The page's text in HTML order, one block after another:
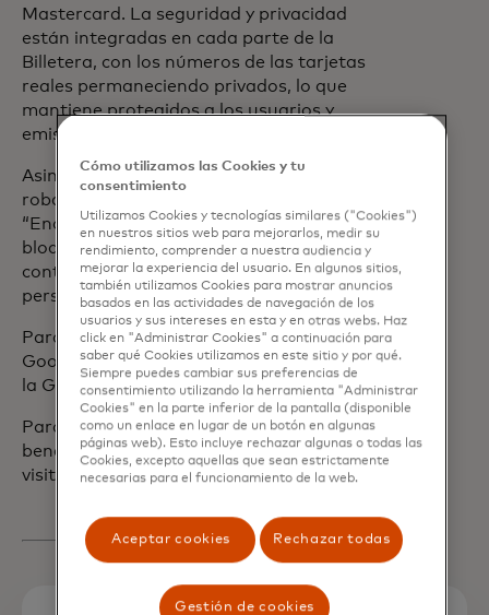
Mastercard. La seguridad y privacidad
están integradas en cada parte de la
Billetera, con los números de las tarjetas
reales permaneciendo privados, lo que
mantiene protegidos a los usuarios y
emisores.
Asimismo, si el dispositivo se pierde o es
robado, se puede utilizar la función
“Encontrar mi dispositivo” para
bloquearlo, asegurarlo con una nueva
contraseña, o borrar toda la información
personal de forma instantánea.
Para empezar a utilizar la Billetera de
Google, descargue la aplicación desde
la Google Play Store hoy.
Para más información sobre los
beneficios de utilizar su Mastercard,
visite nuestrositio webse abre en una pestaña nueva
.
Cómo utilizamos las Cookies y tu
consentimiento
Utilizamos Cookies y tecnologías similares ("Cookies")
en nuestros sitios web para mejorarlos, medir su
rendimiento, comprender a nuestra audiencia y
mejorar la experiencia del usuario. En algunos sitios,
también utilizamos Cookies para mostrar anuncios
basados ​​en las actividades de navegación de los
usuarios y sus intereses en esta y en otras webs. Haz
click en "Administrar Cookies" a continuación para
saber qué Cookies utilizamos en este sitio y por qué.
Siempre puedes cambiar sus preferencias de
consentimiento utilizando la herramienta "Administrar
Cookies" en la parte inferior de la pantalla (disponible
como un enlace en lugar de un botón en algunas
páginas web). Esto incluye rechazar algunas o todas las
Cookies, excepto aquellas que sean estrictamente
necesarias para el funcionamiento de la web.
Aceptar cookies Rechazar todas
Gestión de cookies